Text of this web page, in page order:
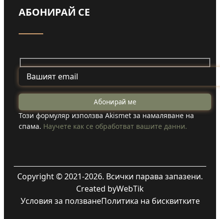
АБОНИРАЙ СЕ
Този формуляр използва Akismet за намаляване на
спама. Научете как се обработват вашите данни.
Copyright © 2021-2026. Всички парава запазени.
Created byWebTik
Условия за ползванеПолитика на бисквитките